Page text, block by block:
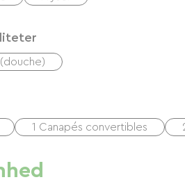
1 Canapés convertibles